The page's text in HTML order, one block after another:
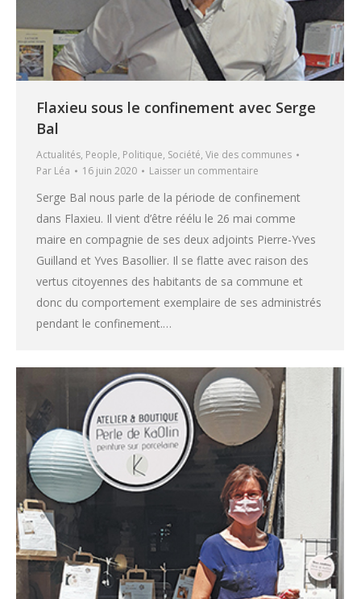
Flaxieu sous le confinement avec Serge
Bal
Actualités, People, Politique, Société, Vie des communes
Par Léa 16 juin 2020 Laisser un commentaire
Serge Bal nous parle de la période de confinement
dans Flaxieu. Il vient d’être réélu le 26 mai comme
maire en compagnie de ses deux adjoints Pierre-Yves
Guilland et Yves Basollier. Il se flatte avec raison des
vertus citoyennes des habitants de sa commune et
donc du comportement exemplaire de ses administrés
pendant le confinement.…